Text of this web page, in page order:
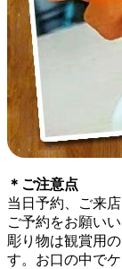
＊ご注意点
当日予約、ご来
ご予約をお願いい
彫り物は観賞用
す。お口の中で